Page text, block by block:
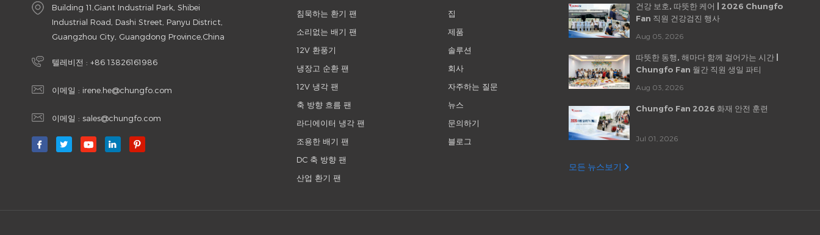
Building 11,Giant Industrial Park, Shibei
Industrial Road, Dashi Street, Panyu District,
Guangzhou City, Guangdong Province,China
텔레비전 : +86 13826161986
이메일 : irene.he@chungfo.com
이메일 : sales@chungfo.com
침묵하는 환기 팬
소리없는 배기 팬
12V 환풍기
냉장고 순환 팬
12V 냉각 팬
축 방향 흐름 팬
라디에이터 냉각 팬
조용한 배기 팬
DC 축 방향 팬
산업 환기 팬
집
제품
솔루션
회사
자주하는 질문
뉴스
문의하기
블로그
건강 보호, 따뜻한 케어 | 2026 Chungfo
Fan 직원 건강검진 행사
Aug 05, 2026
따뜻한 동행, 해마다 함께 걸어가는 시간 |
Chungfo Fan 월간 직원 생일 파티
Aug 03, 2026
Chungfo Fan 2026 화재 안전 훈련
Jul 01, 2026
모든 뉴스보기